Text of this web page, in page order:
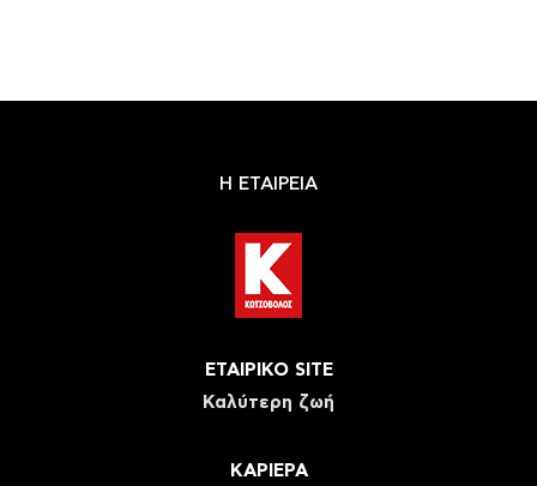
Η ΕΤΑΙΡΕΙΑ
ΕΤΑΙΡΙΚΟ SITE
Καλύτερη ζωή
ΚΑΡΙΕΡΑ